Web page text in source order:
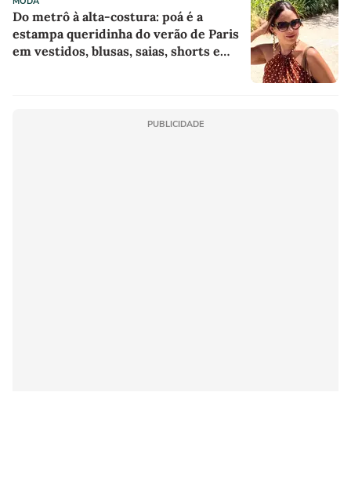
todo com saias ou calças largas
Do metrô à alta-costura: poá é a
estampa queridinha do verão de Paris
em vestidos, blusas, saias, shorts e
PUBLICIDADE